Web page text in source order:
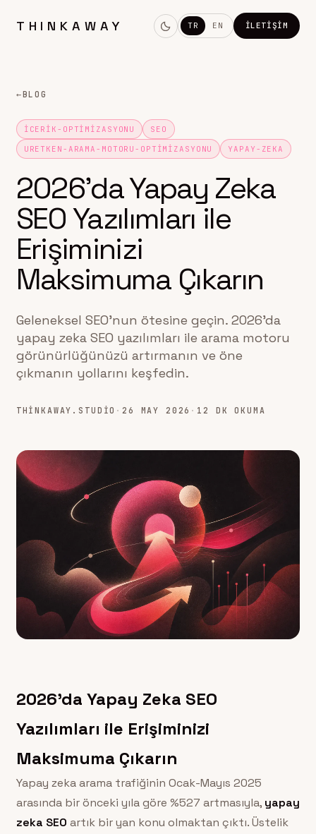
THINKAWAY TR EN İLETIŞIM
←BLOG
ICERIK-OPTIMIZASYONU
SEO
URETKEN-ARAMA-MOTORU-OPTIMIZASYONU
YAPAY-ZEKA
2026’da Yapay Zeka
SEO Yazılımları ile
Erişiminizi
Maksimuma Çıkarın
Geleneksel SEO'nun ötesine geçin. 2026'da
yapay zeka SEO yazılımları ile arama motoru
görünürlüğünüzü artırmanın ve öne
çıkmanın yollarını keşfedin.
THINKAWAY.STUDIO ·26 MAY 2026 · 12 DK OKUMA
2026’da Yapay Zeka SEO
Yazılımları ile Erişiminizi
Maksimuma Çıkarın
Yapay zeka arama trafiğinin Ocak-Mayıs 2025
arasında bir önceki yıla göre %527 artmasıyla, yapay
zeka SEO artık bir yan konu olmaktan çıktı. Üstelik